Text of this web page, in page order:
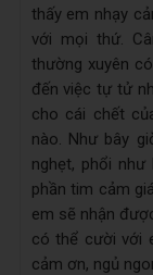
thấy em nhạy
với mọi thứ.
thường xuyên
đến việc tự tử
cho cái chết
nào. Như bây
nghẹt, phổi
phần tim cảm
em sẽ nhận
có thể cười với
cảm ơn, ngủ